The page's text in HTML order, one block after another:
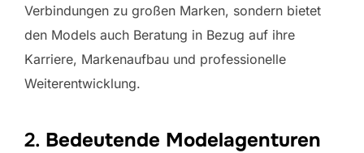
Verbindungen zu großen Marken, sondern bietet
den Models auch Beratung in Bezug auf ihre
Karriere, Markenaufbau und professionelle
Weiterentwicklung.
2. Bedeutende Modelagenturen